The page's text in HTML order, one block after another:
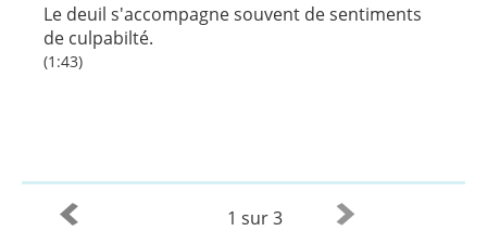
Le deuil s'accompagne souvent de sentiments
de culpabilté.
(1:43)
1 sur 3